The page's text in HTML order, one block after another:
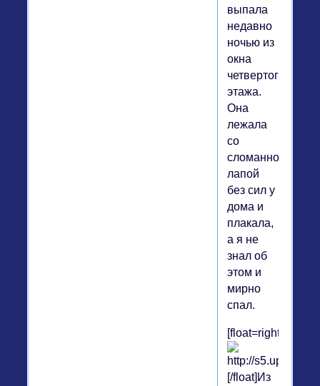
выпала
недавно
ночью из
окна
четвертого
этажа.
Она
лежала
со
сломанной
лапой
без сил у
дома и
плакала,
а я не
знал об
этом и
мирно
спал.
[float=right]
[/float]Из